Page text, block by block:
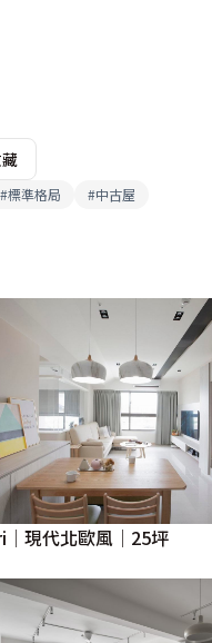
#標準格局 #中古屋
現代北歐風│25坪